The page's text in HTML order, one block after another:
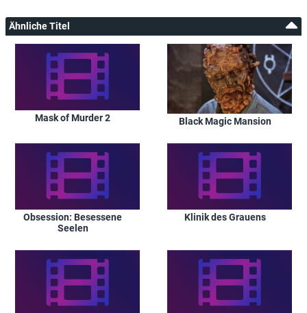
Ähnliche Titel
Mask of Murder 2 Black Magic Mansion
Obsession: Besessene
Seelen
Klinik des Grauens